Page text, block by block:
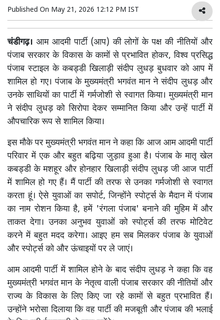
Published On May 21, 2026 12:12 PM IST
चंडीगढ़। आम आदमी पार्टी (आप) की लोगों के पक्ष की नीतियों और
पंजाब सरकार के विकास के कामों से प्रभावित होकर, विश्व प्रसिद्ध
पंजाब स्टाइल के कबड्डी खिलाड़ी संदीप लुधड़ बुधवार को आप में
शामिल हो गए। पंजाब के मुख्यमंत्री भगवंत मान ने संदीप लुधड़ और
उनके साथियों का पार्टी में गर्मजोशी से स्वागत किया। मुख्यमंत्री मान
ने संदीप लुधड़ को सिरोपा देकर सम्मानित किया और उन्हें पार्टी में
औपचारिक रूप से शामिल किया।
इस मौके पर मुख्यमंत्री भगवंत मान ने कहा कि आज आम आदमी पार्टी
परिवार में एक और बहुत बढ़िया जुड़ाव हुआ है। पंजाब के मातृ खेल
कबड्डी के मशहूर और होनहार खिलाड़ी संदीप लुधड़ जी आज पार्टी
में शामिल हो गए हैं। मैं पार्टी की तरफ से उनका गर्मजोशी से स्वागत
करता हूं। ऐसे युवाओं का सपोर्ट, जिन्होंने स्पोर्ट्स के मैदान में पंजाब
का नाम रोशन किया है, हमें 'रंगला पंजाब' बनाने की मुहिम में और
ताकत देगा। उनका अनुभव युवाओं को स्पोर्ट्स की तरफ मोटिवेट
करने में बहुत मदद करेगा। आइए हम सब मिलकर पंजाब के युवाओं
और स्पोर्ट्स को और ऊंचाइयों पर ले जाएं।
आम आदमी पार्टी में शामिल होने के बाद संदीप लुधड़ ने कहा कि वह
मुख्यमंत्री भगवंत मान के नेतृत्व वाली पंजाब सरकार की नीतियों और
राज्य के विकास के लिए किए जा रहे कामों से बहुत प्रभावित हैं।
उन्होंने भरोसा दिलाया कि वह पार्टी की मजबूती और पंजाब की भलाई